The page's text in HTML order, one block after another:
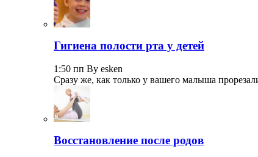
Гигиена полости рта у детей
1:50 пп By esken
Сразу же, как только у вашего малыша
Восстановление после родов